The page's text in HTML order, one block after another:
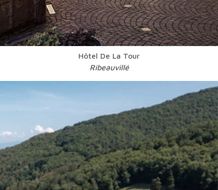
Hôtel De La Tour
Ribeauvillé